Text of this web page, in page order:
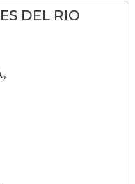
DEL RIO